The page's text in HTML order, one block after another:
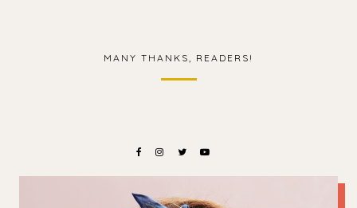
MANY THANKS, READERS!